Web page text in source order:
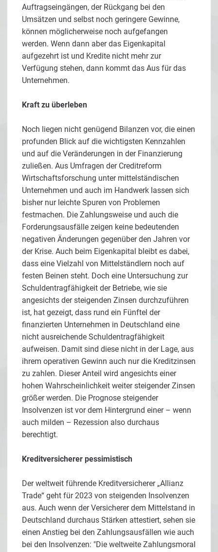
Auftragseingängen, der Rückgang bei den
Umsätzen und selbst noch geringere Gewinne,
können möglicherweise noch aufgefangen
werden. Wenn dann aber das Eigenkapital
aufgezehrt ist und Kredite nicht mehr zur
Verfügung stehen, dann kommt das Aus für das
Unternehmen.
Kraft zu überleben
Noch liegen nicht genügend Bilanzen vor, die einen
profunden Blick auf die wichtigsten Kennzahlen
und auf die Veränderungen in der Finanzierung
zuließen. Aus Umfragen der Creditreform
Wirtschaftsforschung unter mittelständischen
Unternehmen und auch im Handwerk lassen sich
bisher nur leichte Spuren von Problemen
festmachen. Die Zahlungsweise und auch die
Forderungsausfälle zeigen keine bedeutenden
negativen Änderungen gegenüber den Jahren vor
der Krise. Auch beim Eigenkapital bleibt es dabei,
dass eine Vielzahl von Mittelständlern noch auf
festen Beinen steht. Doch eine Untersuchung zur
Schuldentragfähigkeit der Betriebe, wie sie
angesichts der steigenden Zinsen durchzuführen
ist, hat gezeigt, dass rund ein Fünftel der
finanzierten Unternehmen in Deutschland eine
nicht ausreichende Schuldentragfähigkeit
aufweisen. Damit sind diese nicht in der Lage, aus
ihrem operativen Gewinn auch nur die Kreditzinsen
zu zahlen. Dieser Anteil wird angesichts einer
hohen Wahrscheinlichkeit weiter steigender Zinsen
größer werden. Die Prognose steigender
Insolvenzen ist vor dem Hintergrund einer – wenn
auch milden – Rezession also durchaus
berechtigt.
Kreditversicherer pessimistisch
Der weltweit führende Kreditversicherer „Allianz
Trade“ geht für 2023 von steigenden Insolvenzen
aus. Auch wenn der Versicherer dem Mittelstand in
Deutschland durchaus Stärken attestiert, sehen sie
einen Anstieg bei den Zahlungsausfällen wie auch
bei den Insolvenzen: "Die weltweite Zahlungsmoral